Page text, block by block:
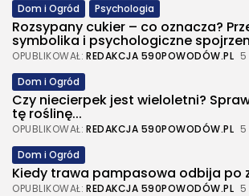
Dom i Ogród
Psychologia
Rozsypany cukier – co oznacza?
symbolika i psychologiczne
OPUBLIKOWAŁ: REDAKCJA 590POWODÓW.PL 5
Dom i Ogród
Czy niecierpek jest wieloletni?
tę roślinę...
OPUBLIKOWAŁ: REDAKCJA 590POWODÓW.PL 5
Dom i Ogród
Kiedy trawa pampasowa odbija po
OPUBLIKOWAŁ: REDAKCJA 590POWODÓW.PL 5